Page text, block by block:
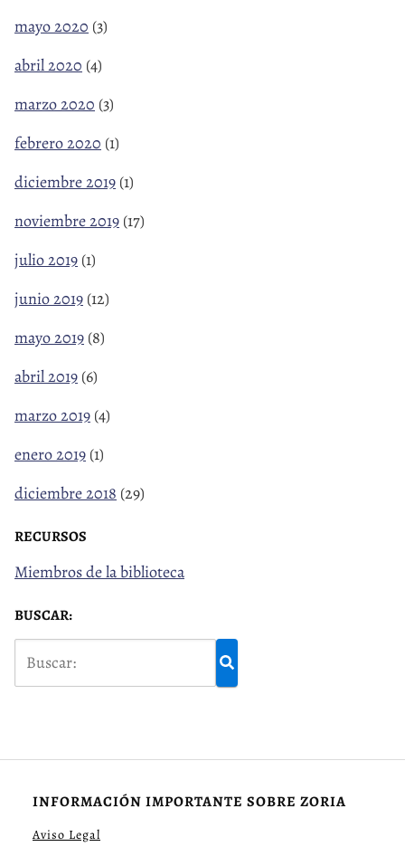
mayo 2020 (3)
abril 2020 (4)
marzo 2020 (3)
febrero 2020 (1)
diciembre 2019 (1)
noviembre 2019 (17)
julio 2019 (1)
junio 2019 (12)
mayo 2019 (8)
abril 2019 (6)
marzo 2019 (4)
enero 2019 (1)
diciembre 2018 (29)
RECURSOS
Miembros de la biblioteca
BUSCAR:
INFORMACIÓN IMPORTANTE SOBRE ZORIA
Aviso Legal